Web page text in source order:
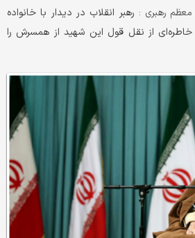
معظم رهبری : رهبر انقلاب در دیدار با خانواده
خاطره‌ای از نقل قول این شهید از همسرش را